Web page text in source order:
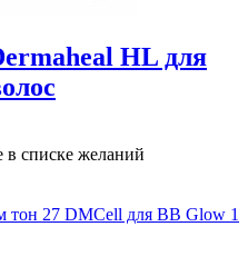
HL для
в списке желаний